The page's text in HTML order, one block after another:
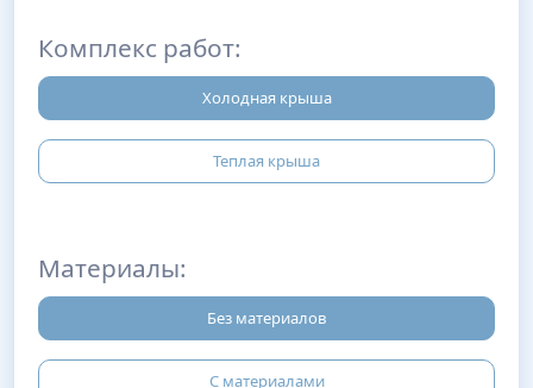
Комплекс работ:
Холодная крыша
Теплая крыша
Материалы:
Без материалов
С материалами